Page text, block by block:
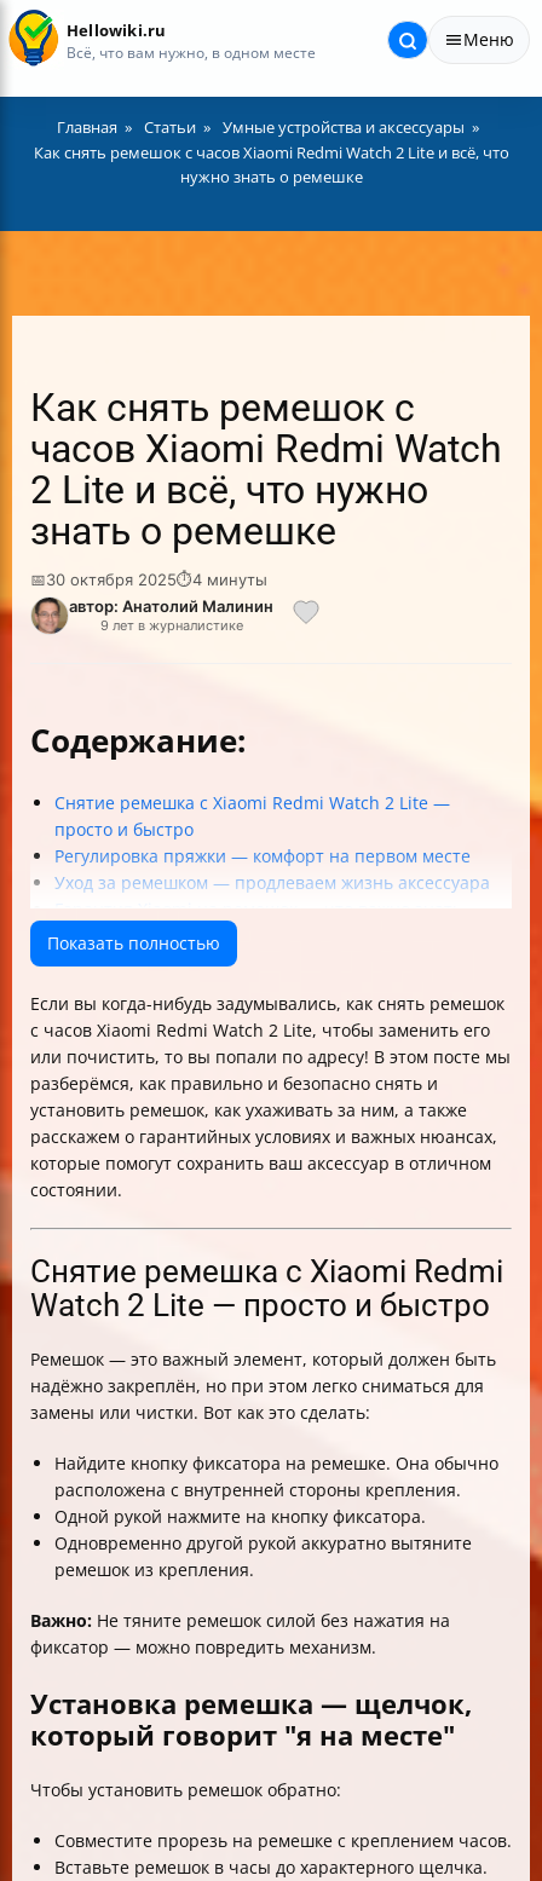
Hellowiki.ru
Всё, что вам нужно, в одном месте
Меню
Главная Статьи
Умные устройства и аксессуары
Как снять ремешок с часов Xiaomi Redmi Watch 2 Lite и всё, что
нужно знать о ремешке
Как снять ремешок с
часов Xiaomi Redmi Watch
2 Lite и всё, что нужно
знать о ремешке
📅30 октября 2025⏱4 минуты
автор: Анатолий Малинин
9 лет в журналистике
Содержание:
Снятие ремешка с Xiaomi Redmi Watch 2 Lite —
просто и быстро
Регулировка пряжки — комфорт на первом месте
Уход за ремешком — продлеваем жизнь аксессуара
Советы по оформлению руководства и терминологии
Таблица основных действий по снятию и установке
Заключение
Показать полностью
Если вы когда-нибудь задумывались, как снять ремешок
с часов Xiaomi Redmi Watch 2 Lite, чтобы заменить его
или почистить, то вы попали по адресу! В этом посте мы
разберёмся, как правильно и безопасно снять и
установить ремешок, как ухаживать за ним, а также
расскажем о гарантийных условиях и важных нюансах,
которые помогут сохранить ваш аксессуар в отличном
состоянии.
Снятие ремешка с Xiaomi Redmi
Watch 2 Lite — просто и быстро
Ремешок — это важный элемент, который должен быть
надёжно закреплён, но при этом легко сниматься для
замены или чистки. Вот как это сделать:
Найдите кнопку фиксатора на ремешке. Она обычно
расположена с внутренней стороны крепления.
Одной рукой нажмите на кнопку фиксатора.
Одновременно другой рукой аккуратно вытяните
ремешок из крепления.
Важно: Не тяните ремешок силой без нажатия на
фиксатор — можно повредить механизм.
Установка ремешка — щелчок,
который говорит "я на месте"
Чтобы установить ремешок обратно:
Совместите прорезь на ремешке с креплением часов.
Вставьте ремешок в часы до характерного щелчка.